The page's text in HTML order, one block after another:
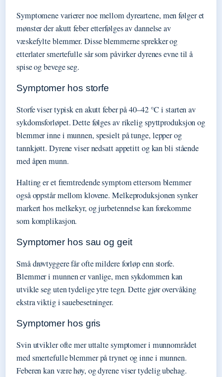
Symptomene varierer noe mellom dyreartene, men følger et
mønster der akutt feber etterfølges av dannelse av
væskefylte blemmer. Disse blemmerne sprekker og
etterlater smertefulle sår som påvirker dyrenes evne til å
spise og bevege seg.
Symptomer hos storfe
Storfe viser typisk en akutt feber på 40–42 °C i starten av
sykdomsforløpet. Dette følges av rikelig spyttproduksjon og
blemmer inne i munnen, spesielt på tunge, lepper og
tannkjøtt. Dyrene viser nedsatt appetitt og kan bli stående
med åpen munn.
Halting er et fremtredende symptom ettersom blemmer
også oppstår mellom klovene. Melkeproduksjonen synker
markert hos melkekyr, og jurbetennelse kan forekomme
som komplikasjon.
Symptomer hos sau og geit
Små drøvtyggere får ofte mildere forløp enn storfe.
Blemmer i munnen er vanlige, men sykdommen kan
utvikle seg uten tydelige ytre tegn. Dette gjør overvåking
ekstra viktig i sauebesetninger.
Symptomer hos gris
Svin utvikler ofte mer uttalte symptomer i munnområdet
med smertefulle blemmer på trynet og inne i munnen.
Feberen kan være høy, og dyrene viser tydelig ubehag.